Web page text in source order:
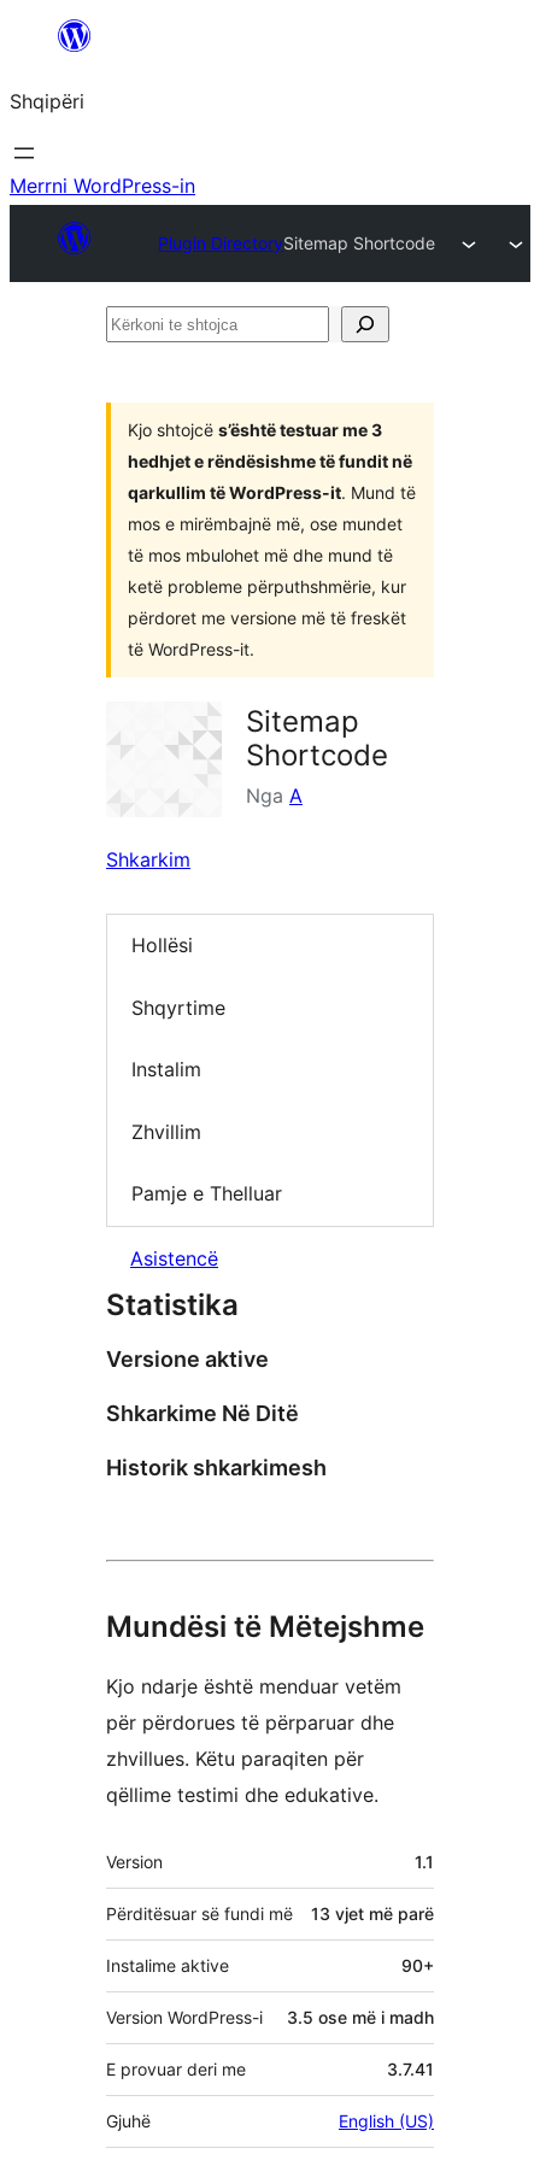
Hidhu
lënda
Shqipëri
Merrni WordPress-in
Plugin DirectorySitemap Shortcode
Kërkoni
Kjo shtojcë s’është testuar me 3
hedhjet e rëndësishme të fundit në
qarkullim të WordPress-it. Mund të
mos e mirëmbajnë më, ose mundet
të mos mbulohet më dhe mund të
ketë probleme përputhshmërie, kur
përdoret me versione më të freskët
të WordPress-it.
Sitemap
Shortcode
Nga A
Shkarkim
Hollësi
Shqyrtime
Instalim
Zhvillim
Pamje e Thelluar
Asistencë
Statistika
Versione aktive
Shkarkime Në Ditë
Historik shkarkimesh
Mundësi të Mëtejshme
Kjo ndarje është menduar vetëm
për përdorues të përparuar dhe
zhvillues. Këtu paraqiten për
qëllime testimi dhe edukative.
Të
tjera
Version 1.1
Përditësuar së fundi më 13 vjet më parë
Instalime aktive 90+
Version WordPress-i 3.5 ose më i madh
E provuar deri me 3.7.41
Gjuhë English (US)